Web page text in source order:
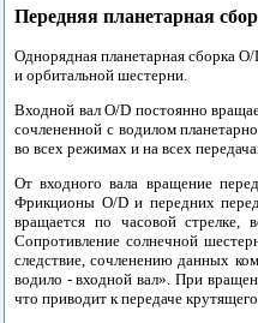
Передняя планетарная
Однорядная планетарная сборка
и орбитальной шестерни.
Входной вал O/D постоянно
сочлененной с водилом
во всех режимах и на всех
От входного вала вращение
Фрикционы O/D и передних
вращается по часовой
Сопротивление солнечной
следствие, сочленению данных
водило - входной вал». При
что приводит к передаче